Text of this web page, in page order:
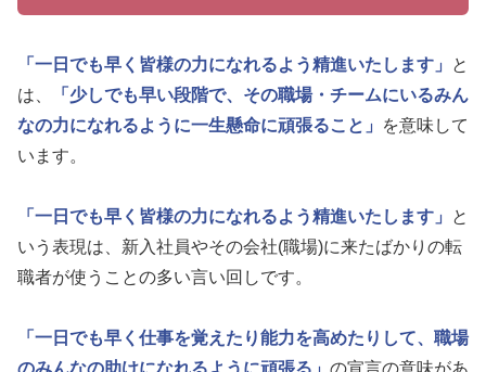
「一日でも早く皆様の力になれるよう精進いたします」
と
は、
「少しでも早い段階で、その職場・チームにいるみん
なの力になれるように一生懸命に頑張ること」
を意味して
います。
「一日でも早く皆様の力になれるよう精進いたします」
と
いう表現は、新入社員やその会社(職場)に来たばかりの転
職者が使うことの多い言い回しです。
「一日でも早く仕事を覚えたり能力を高めたりして、職場
のみんなの助けになれるように頑張る」 の宣言の意味があ